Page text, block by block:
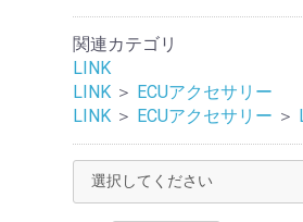
関連カテゴリ
LINK
LINK ＞ ECUアクセサリー
LINK ＞ ECUアクセサリー ＞